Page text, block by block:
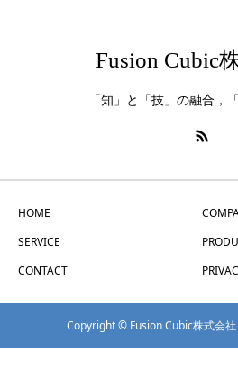
Fusion Cubic
「知」と「技」の融合，
HOME
SERVICE
CONTACT
Copyright © Fusion Cubic株式会